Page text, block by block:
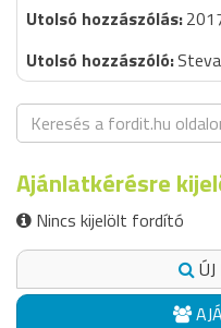
Ajánlatkérésre
Nincs kijelölt fordító